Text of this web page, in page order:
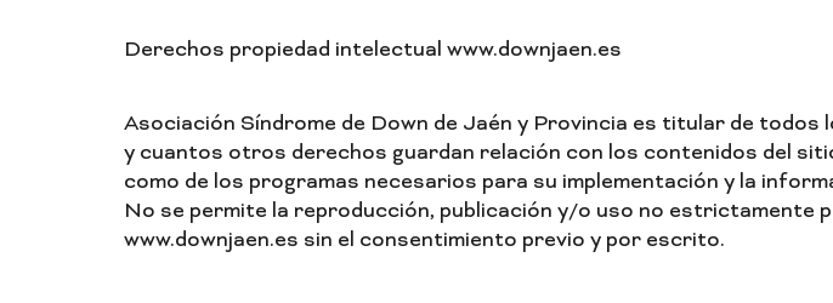
Derechos propiedad intelectual www.downjaen.es
Asociación Síndrome de Down de Jaén y Provincia es titular de
y cuantos otros derechos guardan relación con los contenidos del
como de los programas necesarios para su implementación y la
No se permite la reproducción, publicación y/o uso no estrictamente
www.downjaen.es sin el consentimiento previo y por escrito.